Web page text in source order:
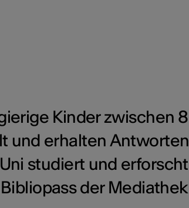
Kinder zwischen 8
und erhalten Antworten
studiert und erforscht
der Mediathek